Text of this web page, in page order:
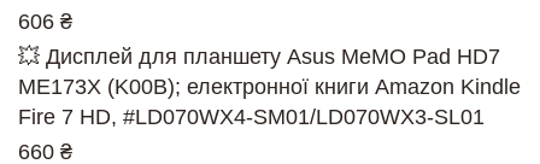
606 ₴
💥 Дисплей для планшету Asus MeMO Pad HD7
ME173X (K00B); електронної книги Amazon Kindle
Fire 7 HD, #LD070WX4-SM01/LD070WX3-SL01
660 ₴